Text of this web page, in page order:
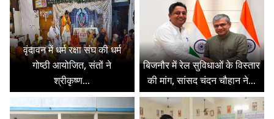
वृंदावन में धर्म रक्षा संघ की धर्म
गोष्ठी आयोजित, संतों ने
श्रीकृष्ण...
बिजनौर में रेल सुविधाओं के विस्तार
की मांग, सांसद चंदन चौहान ने...